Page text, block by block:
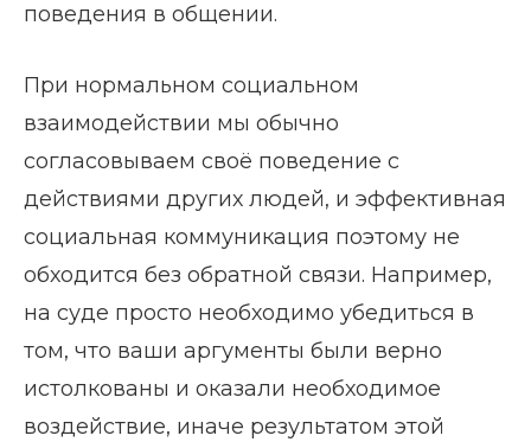
поведения в общении.
При нормальном социальном
взаимодействии мы обычно
согласовываем своё поведение с
действиями других людей, и эффективная
социальная коммуникация поэтому не
обходится без обратной связи. Например,
на суде просто необходимо убедиться в
том, что ваши аргументы были верно
истолкованы и оказали необходимое
воздействие, иначе результатом этой